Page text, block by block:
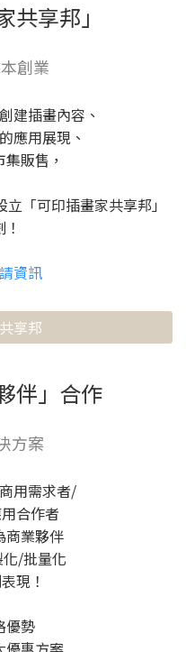
共享邦」
創業
建插畫內容、
應用展現、
販售，
「可印插畫家共享邦」
資訊
享邦
伴」合作
方案
用需求者/
合作者
商業夥伴
/批量化
現！
優勢